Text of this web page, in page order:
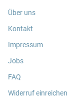
Über uns
Kontakt
Impressum
Jobs
FAQ
Widerruf einreichen